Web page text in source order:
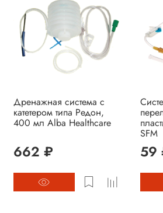
Дренажная система с
катетером типа Редон,
400 мл Alba Healthcare
662 ₽
SFM
59